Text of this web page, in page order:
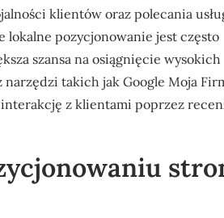
klientów oraz polecania
lokalne pozycjonowanie jest często
szansa na osiągnięcie wysokich
takich jak Google Moja
z klientami poprzez